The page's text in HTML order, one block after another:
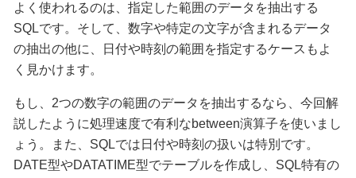
よく使われるのは、指定した範囲のデータを抽出する
SQLです。そして、数字や特定の文字が含まれるデータ
の抽出の他に、日付や時刻の範囲を指定するケースもよ
く見かけます。
もし、2つの数字の範囲のデータを抽出するなら、今回解
説したように処理速度で有利なbetween演算子を使いまし
ょう。また、SQLでは日付や時刻の扱いは特別です。
DATE型やDATATIME型でテーブルを作成し、SQL特有の